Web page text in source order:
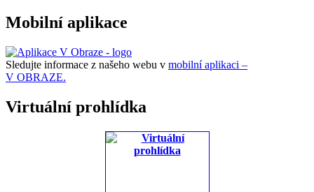
Mobilní aplikace
Sledujte informace z našeho webu v mobilní aplikaci –
V OBRAZE.
Virtuální prohlídka